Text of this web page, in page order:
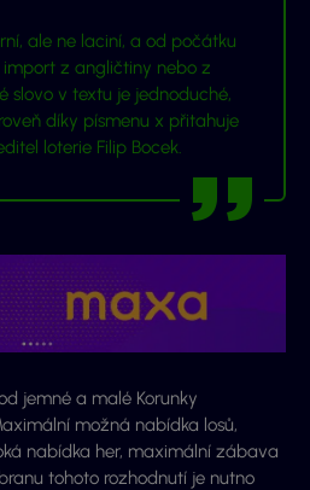
ale ne laciní, a od počátku
z angličtiny nebo z
slovo v textu je jednoduché,
díky písmenu x přitahuje
loterie Filip Bocek.
jemné a malé Korunky
možná nabídka losů,
nabídka her, maximální zábava
tohoto rozhodnutí je nutno